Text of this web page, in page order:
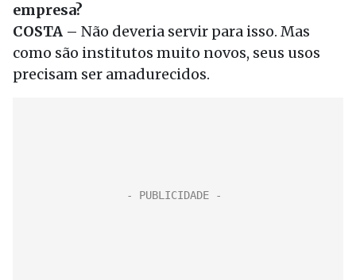
empresa?
COSTA – Não deveria servir para isso. Mas
como são institutos muito novos, seus usos
precisam ser amadurecidos.